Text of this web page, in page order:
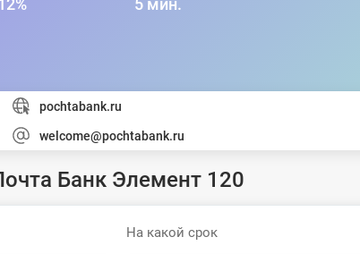
5 мин.
pochtabank.ru
welcome@pochtabank.ru
Банк Элемент 120
На какой срок